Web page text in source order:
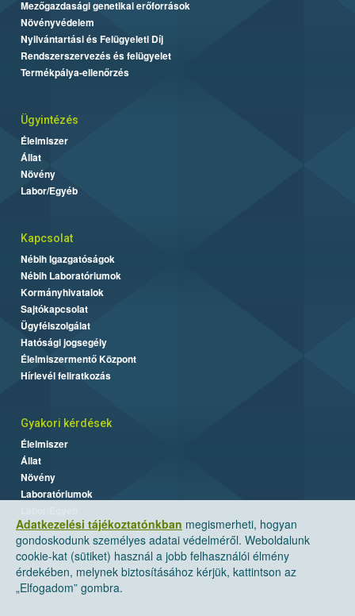
Adatkezelési tájékoztatónkban megismerheti, hogyan
gondoskodunk személyes adatai védelméről. Weboldalunk
cookie-kat (sütiket) használ a jobb felhasználói élmény
érdekében, melynek biztosításához kérjük, kattintson az
„Elfogadom” gombra.
Mezőgazdasági genetikai erőforrások
Növényvédelem
Nyilvántartási és Felügyeleti Díj
Rendszerszervezés és felügyelet
Termékpálya-ellenőrzés
Ügyintézés
Élelmiszer
Állat
Növény
Labor/Egyéb
Kapcsolat
Nébih Igazgatóságok
Nébih Laboratóriumok
Kormányhivatalok
Sajtókapcsolat
Ügyfélszolgálat
Hatósági jogsegély
Élelmiszermentő Központ
Hírlevél feliratkozás
Gyakori kérdések
Élelmiszer
Állat
Növény
Laboratóriumok